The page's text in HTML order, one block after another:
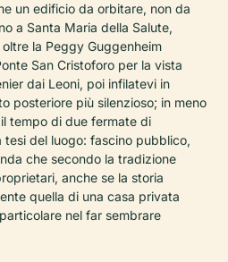
un edificio da orbitare, non da
a Santa Maria della Salute,
la Peggy Guggenheim
San Cristoforo per la vista
dai Leoni, poi infilatevi in
posteriore più silenzioso; in meno
tempo di due fermate di
del luogo: fascino pubblico,
che secondo la tradizione
anche se la storia
quella di una casa privata
nel far sembrare